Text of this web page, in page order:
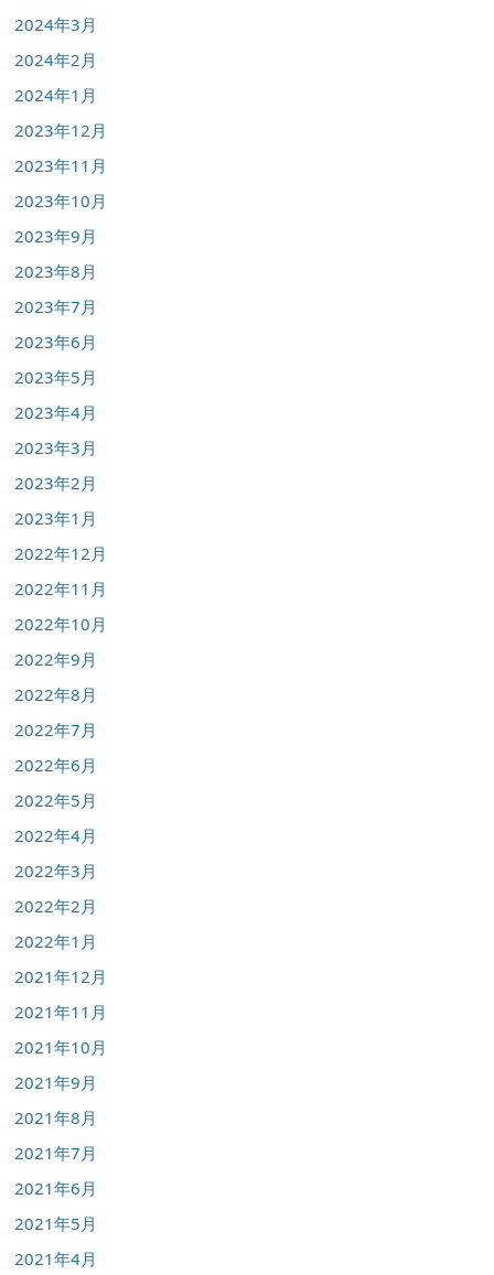
2024年3月
2024年2月
2024年1月
2023年12月
2023年11月
2023年10月
2023年9月
2023年8月
2023年7月
2023年6月
2023年5月
2023年4月
2023年3月
2023年2月
2023年1月
2022年12月
2022年11月
2022年10月
2022年9月
2022年8月
2022年7月
2022年6月
2022年5月
2022年4月
2022年3月
2022年2月
2022年1月
2021年12月
2021年11月
2021年10月
2021年9月
2021年8月
2021年7月
2021年6月
2021年5月
2021年4月